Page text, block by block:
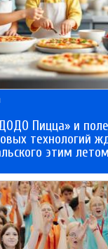
Пицца» и
технологий
этим летом